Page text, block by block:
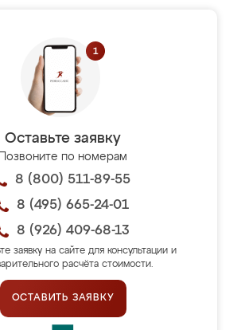
Оставьте заявку
Позвоните по номерам
8 (800) 511-89-55
8 (495) 665-24-01
8 (926) 409-68-13
заявку на сайте для консультации и
расчёта стоимости.
ОСТАВИТЬ ЗАЯВКУ